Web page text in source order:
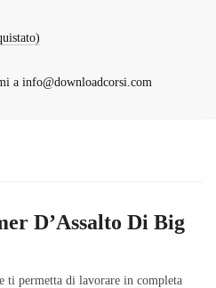
a info@downloadcorsi.com
D’Assalto Di Big
ti permetta di lavorare in completa